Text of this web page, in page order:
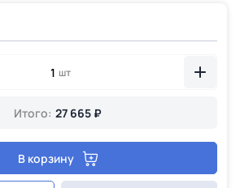
шт
Итого: 27 665 ₽
В корзину